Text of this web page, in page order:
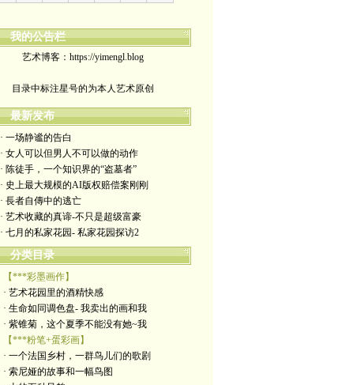
我的公告栏
艺术博客：https://yimengl.blog
目录中标注星号的为本人艺术原创
最新发布
· 一场静谧的告白
· 女人可以但男人不可以做的动作
· 陈徒手，一个知识界的“盗墓者”
· 史上最大规模的AI版权赔偿案刚刚
· 長者自傳中的逃亡
· 艺术收藏的真谛-不只是超级富豪
· 七月的私家花园- 私家花园探访2
分类目录
【***彩墨画作】
· 艺术花园里的酒精快感
· 生命如同调色盘- 我卖出的画和我
· 紫锥菊，这个夏季不能没有她~我
【***粉笔+蛋彩画】
· 一个法国乡村，一群鸟儿们的歌剧
· 索尼娅的故事和一幅鸟图